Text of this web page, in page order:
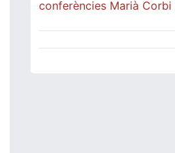
conferències Marià Corbi